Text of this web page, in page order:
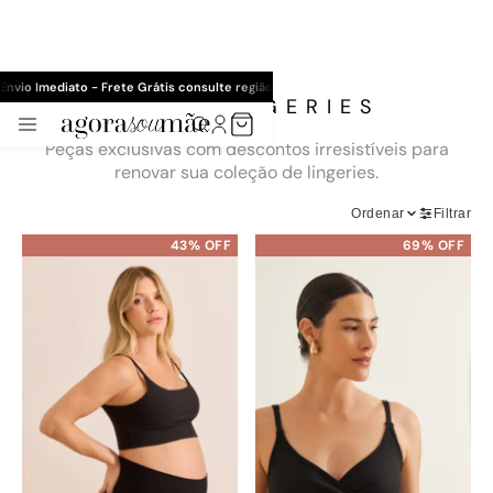
Envio Imediato - Frete Grátis consulte região
MENU
PRESENTE ÁREA DA CLIENTE
ULTRACONFORTO®
NOVIDADES
REGATAS DE
AMAMENTAÇÃO
BLUSAS
SALE LINGERIES
Peças exclusivas com descontos irresistíveis para
renovar sua coleção de lingeries.
Ordenar Filtrar
43% OFF 69% OFF